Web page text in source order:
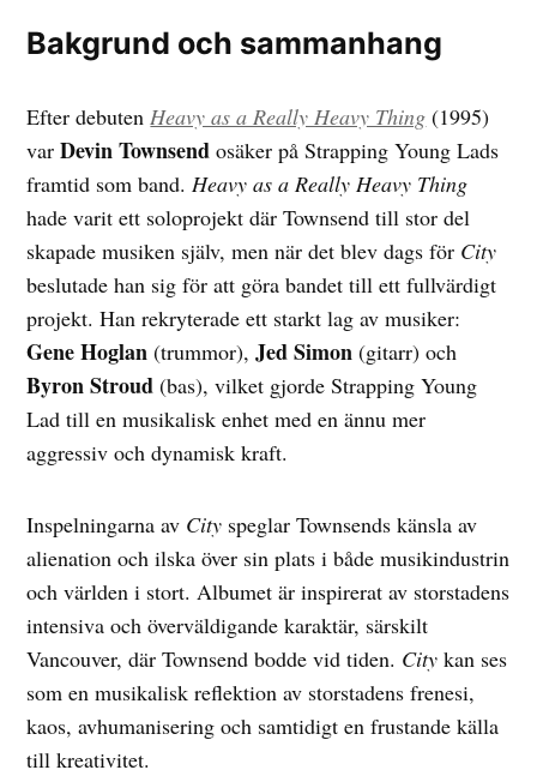
Bakgrund och sammanhang
Efter debutenHeavy as a Really Heavy Thing (1995)
varDevin Townsend osäker på Strapping Young Lads
framtid som band.Heavy as a Really Heavy Thing
hade varit ett soloprojekt där Townsend till stor del
skapade musiken själv, men när det blev dags för City
beslutade han sig för att göra bandet till ett fullvärdigt
projekt. Han rekryterade ett starkt lag av musiker:
Gene Hoglan (trummor),Jed Simon (gitarr) och
Byron Stroud (bas), vilket gjorde Strapping Young
Lad till en musikalisk enhet med en ännu mer
aggressiv och dynamisk kraft.
Inspelningarna av City speglar Townsends känsla av
alienation och ilska över sin plats i både musikindustrin
och världen i stort. Albumet är inspirerat av storstadens
intensiva och överväldigande karaktär, särskilt
Vancouver, där Townsend bodde vid tiden. City kan ses
som en musikalisk reflektion av storstadens frenesi,
kaos, avhumanisering och samtidigt en frustande källa
till kreativitet.